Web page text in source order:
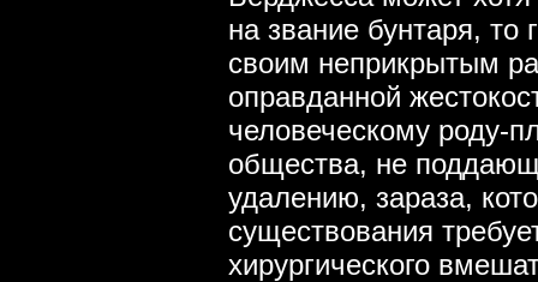
на звание бунтаря, то
своим неприкрытым
оправданной
человеческому роду-
общества, не
удалению, зараза,
существования
хирургического